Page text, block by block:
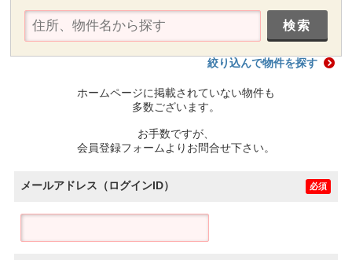
絞り込んで物件を探す
ホームページに掲載されていない物件も
多数ございます。
お手数ですが、
会員登録フォームよりお問合せ下さい。
メールアドレス（ログインID） 必須